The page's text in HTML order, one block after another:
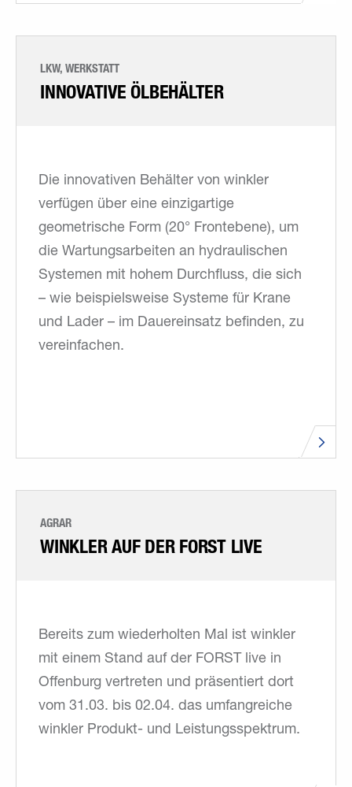
LKW, WERKSTATT
INNOVATIVE ÖLBEHÄLTER
Die innovativen Behälter von winkler
verfügen über eine einzigartige
geometrische Form (20° Frontebene), um
die Wartungsarbeiten an hydraulischen
Systemen mit hohem Durchfluss, die sich
– wie beispielsweise Systeme für Krane
und Lader – im Dauereinsatz befinden, zu
vereinfachen.
AGRAR
WINKLER AUF DER FORST LIVE
Bereits zum wiederholten Mal ist winkler
mit einem Stand auf der FORST live in
Offenburg vertreten und präsentiert dort
vom 31.03. bis 02.04. das umfangreiche
winkler Produkt- und Leistungsspektrum.